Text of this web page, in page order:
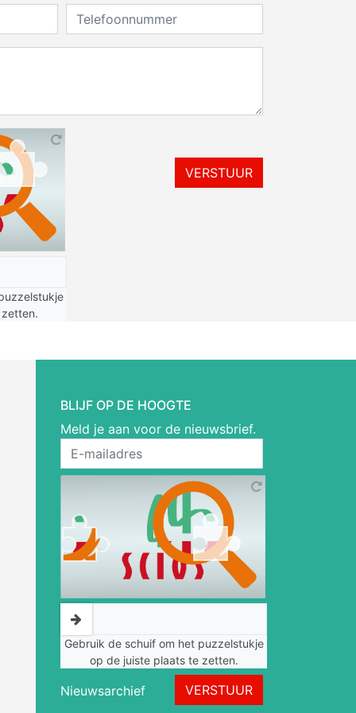
VERSTUUR
BLIJF OP DE HOOGTE
Meld je aan voor de nieuwsbrief.
Gebruik de schuif om het puzzelstukje
op de juiste plaats te zetten.
Nieuwsarchief VERSTUUR